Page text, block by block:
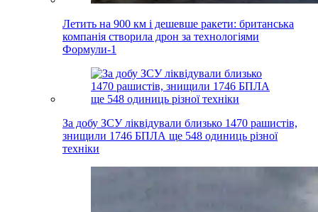
Летить на 900 км і дешевше ракети: британська
компанія створила дрон за технологіями
Формули-1
За добу ЗСУ ліквідували близько 1470 рашистів,
знищили 1746 БПЛА ще 548 одиниць різної
техніки